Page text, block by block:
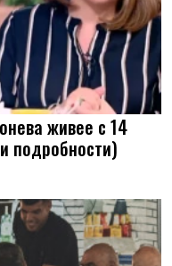
живее с 14
подробности)